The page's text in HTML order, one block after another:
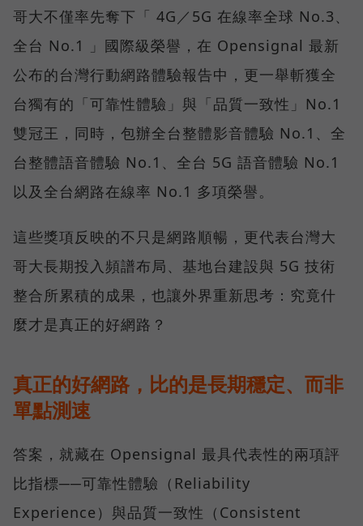
哥大不僅率先奪下「 4G／5G 在線率全球 No.3、
全台 No.1 」國際級榮譽，在 Opensignal 最新
公布的台灣行動網路體驗報告中，更一舉斬獲全
台獨有的「可靠性體驗」與「品質一致性」No.1
雙冠王，同時，包辦全台整體影音體驗 No.1、全
台整體語音體驗 No.1、全台 5G 語音體驗 No.1
以及全台網路在線率 No.1 多項榮譽。
這些獎項反映的不只是網路順暢，更代表台灣大
哥大長期投入頻譜布局、基地台建設與 5G 技術
整合所累積的成果，也讓外界重新思考：究竟什
麼才是真正的好網路？
真正的好網路，比的是長期穩定、而非
單點測速
答案，就藏在 Opensignal 最具代表性的兩項評
比指標──可靠性體驗（Reliability
Experience）與品質一致性（Consistent